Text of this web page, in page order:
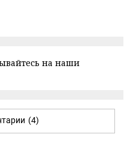
на наши
(4)